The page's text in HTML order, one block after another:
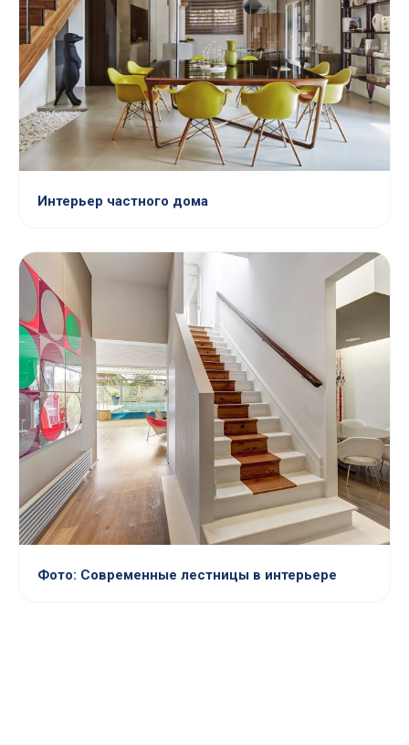
Интерьер частного дома
Фото: Современные лестницы в интерьере